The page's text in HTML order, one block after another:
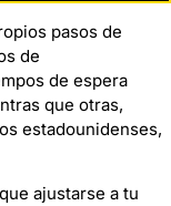
pasos de
de
de espera
que otras,
estadounidenses,
ajustarse a tu